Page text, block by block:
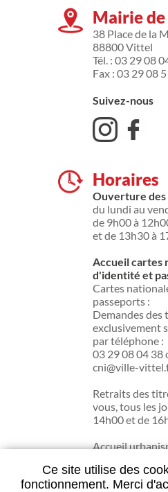
Ce site utilise des
fonctionnement. Merci
Mairie
38 Place de la
88800 Vittel
Tél. : 03 29 08
Fax : 03 29 08
Suivez-nous
Horaires
Ouverture des
du lundi au
de 9h00 à
et de 13h30 à
Accueil cartes
d'identité et
Cartes
passeports :
Demandes des
exclusivement
par téléphone :
03 29 08 04 38
cni@ville-
Retraits des
vous, tous les
14h00 et de
Accueil
17h30.